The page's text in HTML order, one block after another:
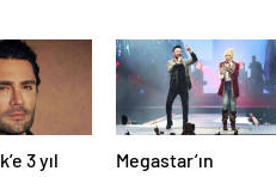
3 yıl
Megastar’ın